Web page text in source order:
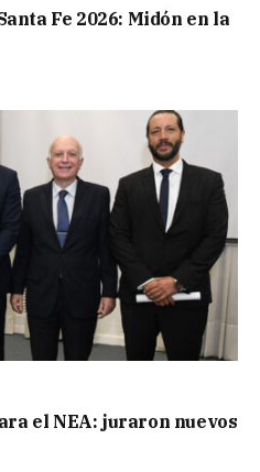
Fe 2026: Midón en la
el NEA: juraron nuevos